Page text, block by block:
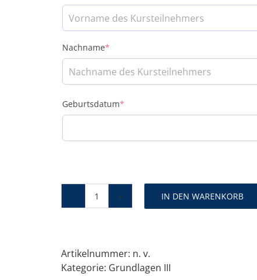
Nachname*
Geburtsdatum*
Schwimmkurs
III
|
IN DEN WARENKORB
Artikelnummer: n. v.
Kategorie: Grundlagen III